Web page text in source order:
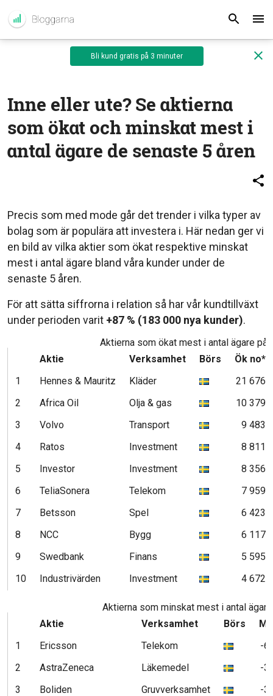
Bli kund gratis på 3 minuter
Inne eller ute? Se aktierna
som ökat och minskat mest i
antal ägare de senaste 5 åren
Precis som med mode går det trender i vilka typer av
bolag som är populära att investera i. Här nedan ger vi
en bild av vilka aktier som ökat respektive minskat
mest i antal ägare bland våra kunder under de
senaste 5 åren.
För att sätta siffrorna i relation så har vår kundtillväxt
under perioden varit +87 % (183 000 nya kunder).
Aktierna som ökat mest i antal ägare på
Aktie
Verksamhet Börs
Ök no*
1
Hennes & Mauritz Kläder
21 676
2
Africa Oil Olja & gas
10 379
3
Volvo Transport
9 483
4
Ratos Investment
8 811
5
Investor Investment
8 356
6
TeliaSonera Telekom
7 959
7
Betsson Spel
6 423
8
NCC Bygg
6 117
9
Swedbank Finans
5 595
10
Industrivärden Investment 4 672
Aktierna som minskat mest i antal
Aktie
Verksamhet Börs
Mi
1
Ericsson Telekom
-6
2
AstraZeneca Läkemedel
-3
3
Boliden Gruvverksamhet
-3